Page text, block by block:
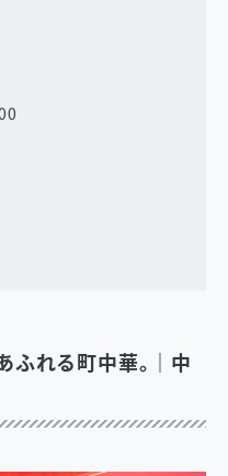
ふれる町中華。｜中